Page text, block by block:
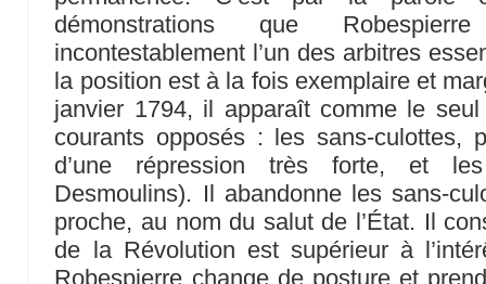
démonstrations que
incontestablement l’un des arbitres
la position est à la fois exemplaire et
janvier 1794, il apparaît comme le
courants opposés : les sans-culottes,
d’une répression très forte, et
Desmoulins). Il abandonne les sans-
proche, au nom du salut de l’État. Il
de la Révolution est supérieur à
Robespierre change de posture et